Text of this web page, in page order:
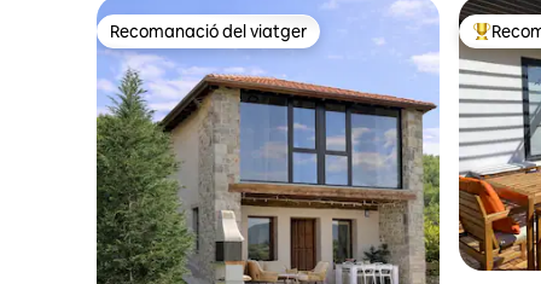
Recomanació del viatger
Recomanació del viatger